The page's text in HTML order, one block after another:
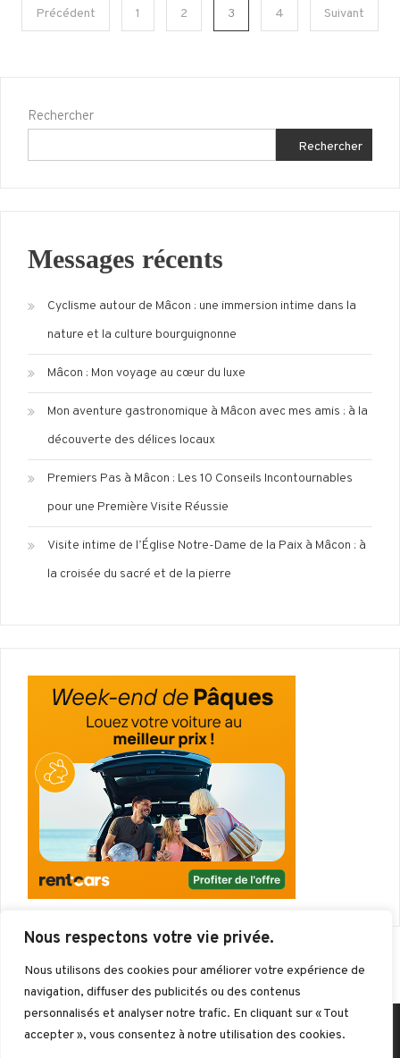
Nous respectons votre vie privée.
Nous utilisons des cookies pour améliorer votre expérience de
navigation, diffuser des publicités ou des contenus
personnalisés et analyser notre trafic. En cliquant sur « Tout
accepter », vous consentez à notre utilisation des cookies.
Pagination
Précédent 1 2 3 4 Suivant
Rechercher
Rechercher
Messages récents
Cyclisme autour de Mâcon : une immersion intime dans la
nature et la culture bourguignonne
Mâcon : Mon voyage au cœur du luxe
Mon aventure gastronomique à Mâcon avec mes amis : à la
découverte des délices locaux
Premiers Pas à Mâcon : Les 10 Conseils Incontournables
pour une Première Visite Réussie
Visite intime de l’Église Notre-Dame de la Paix à Mâcon : à
la croisée du sacré et de la pierre
Mentions légales Politique de confidentialité